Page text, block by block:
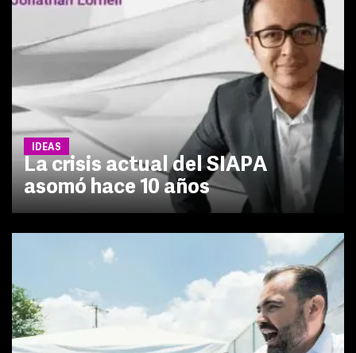
IDEAS
La crisis actual del SIAPA
asomó hace 10 años